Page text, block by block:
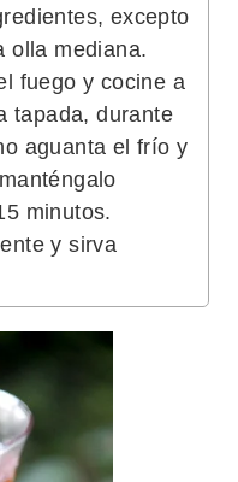
excepto
olla mediana.
fuego y cocine a
tapada, durante
aguanta el frío y
minutos.
y sirva